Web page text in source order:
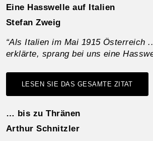
Eine Hasswelle auf Italien
Stefan Zweig
“Als Italien im Mai 1915 Österreich
erklärte, sprang bei uns eine
LESEN SIE DAS GESAMTE ZITAT
… bis zu Thränen
Arthur Schnitzler